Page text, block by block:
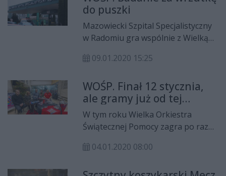
zasad bezpieczeństwa przez osoby,
które w nim uczestniczą.
do puszki
Mazowiecki Szpital Specjalistyczny
w Radomiu gra wspólnie z Wielką
ramach tegorocznej edycji lecznica
badanie za wrzutkę do puszki”.
09.01.2020 15:25
WOŚP. Finał 12 stycznia,
ale gramy już od tej
niedzieli
W tym roku Wielka Orkiestra
Świątecznej Pomocy zagra po raz
placu Jagiellońskim, a sztab po
04.01.2020 08:00